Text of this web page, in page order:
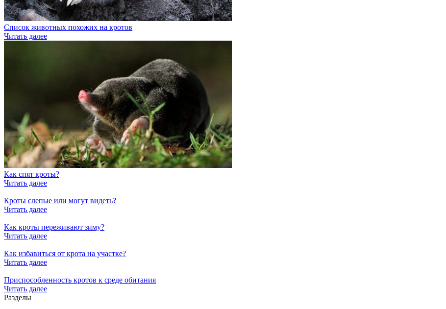
Список животных похожих на кротов
Читать далее
Как спят кроты?
Читать далее
Кроты слепые или могут видеть?
Читать далее
Как кроты переживают зиму?
Читать далее
Как избавиться от крота на участке?
Читать далее
Приспособленность кротов к среде обитания
Читать далее
Разделы